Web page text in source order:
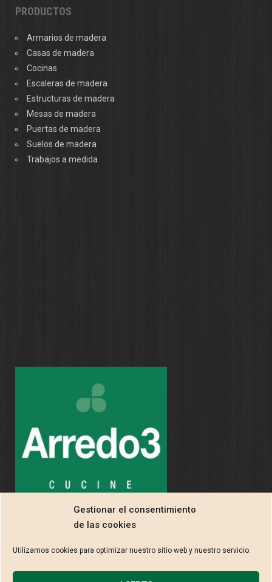
Gestionar el consentimiento
de las cookies
Utilizamos cookies para optimizar nuestro sitio web y nuestro servicio.
PRODUCTOS
Armarios de madera
Casas de madera
Cocinas
Escaleras de madera
Estructuras de madera
Mesas de madera
Puertas de madera
Suelos de madera
Trabajos a medida